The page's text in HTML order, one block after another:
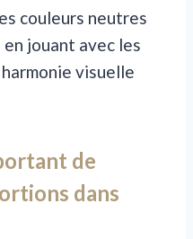
couleurs neutres
jouant avec les
visuelle
de
dans